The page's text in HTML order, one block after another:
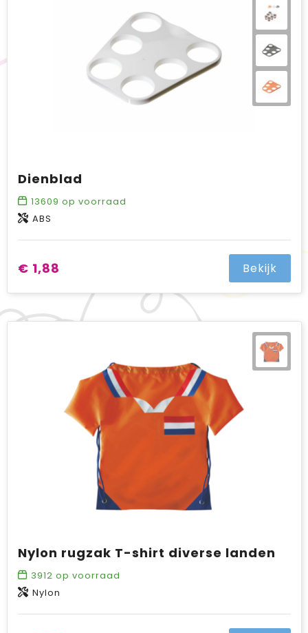
Brievenbuspakketten
Dienblad
13609 op voorraad
ABS
€ 1,88 Bekijk
Nylon rugzak T-shirt diverse landen
3912 op voorraad
Nylon